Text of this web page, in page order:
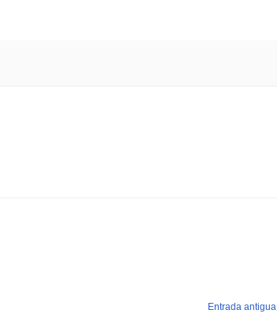
Entrada antigua